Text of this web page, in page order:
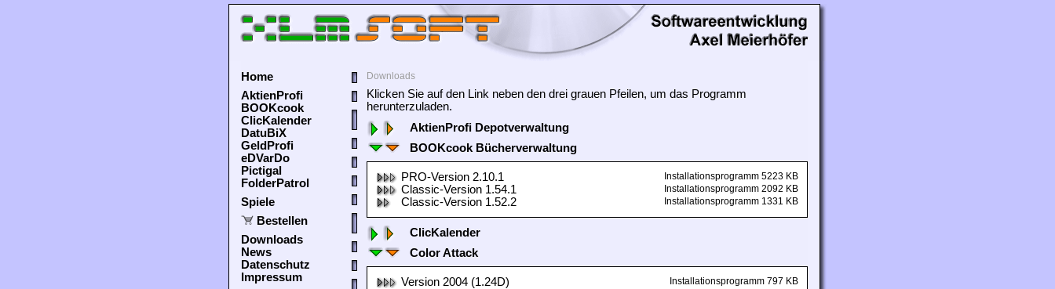
Home
AktienProfi
BOOKcook
ClicKalender
DatuBiX
GeldProfi
eDVarDo
Pictigal
FolderPatrol
Spiele
Bestellen
Downloads
News
Datenschutz
Impressum
Downloads
Klicken Sie auf den Link neben den drei grauen Pfeilen, um das Programm
herunterzuladen.
AktienProfi Depotverwaltung
BOOKcook Bücherverwaltung
PRO-Version 2.10.1 Installationsprogramm 5223 KB
Classic-Version 1.54.1 Installationsprogramm 2092 KB
Classic-Version 1.52.2 Installationsprogramm 1331 KB
ClicKalender
Color Attack
Version 2004 (1.24D) Installationsprogramm 797 KB